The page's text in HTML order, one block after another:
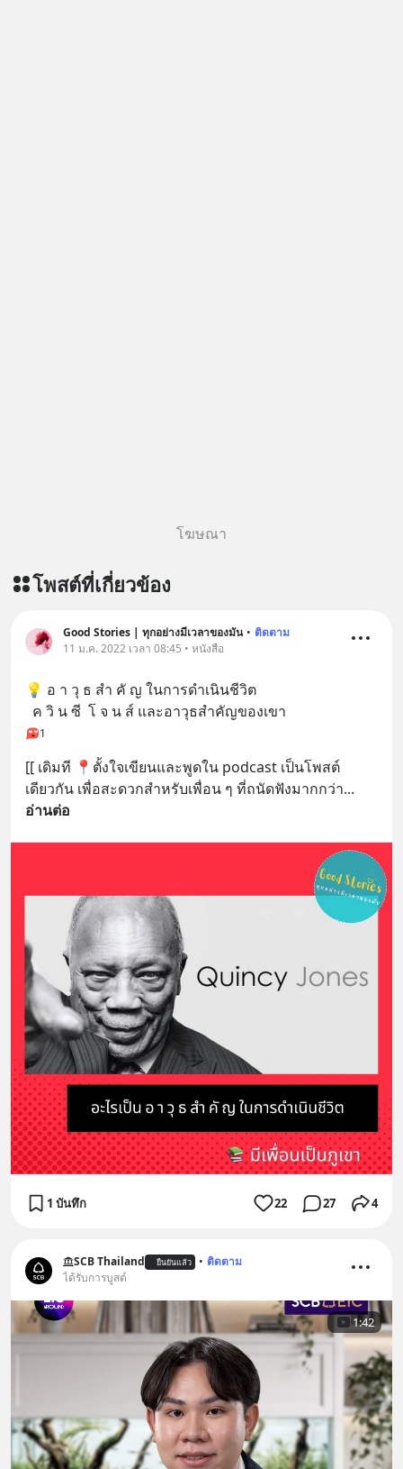
โฆษณา
โพสต์ที่เกี่ยวข้อง
Good Stories | ทุกอย่างมีเวลาของมัน • ติดตาม
11 ม.ค. 2022 เวลา 08:45 • หนังสือ
💡 อ า วุ ธ สำ คั ญ ในการดำเนินชีวิต
  ค วิ น ซี  โ จ น ส์ และอาวุธสำคัญของเขา
1
[[ เดิมที 📍ตั้งใจเขียนและพูดใน podcast เป็นโพสต์
เดียวกัน เพื่อสะดวกสำหรับเพื่อน ๆ ที่ถนัดฟังมากกว่า
อ่านต่อ
1 บันทึก 22 27 4
SCB Thailand ยืนยันแล้ว • ติดตาม
ได้รับการบูสต์
1:42